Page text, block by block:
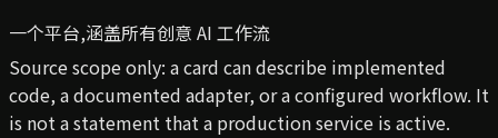
一个平台,涵盖所有创意 AI 工作流
Source scope only: a card can describe implemented
code, a documented adapter, or a configured workflow. It
is not a statement that a production service is active.